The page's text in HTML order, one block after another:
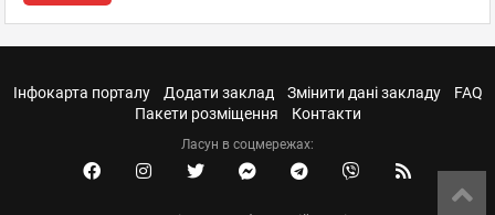
Інфокарта порталу Додати заклад Змінити дані закладу
FAQ
Пакети розміщення
Контакти
Ласун в соцмережах: